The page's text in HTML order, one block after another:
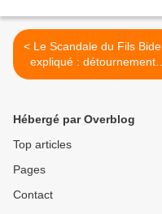
< Le Scandale du Fils Biden
expliqué : détournements
de fonds, Chine, Ukraine,
Hébergé par Overblog
Top articles
Pages
Contact